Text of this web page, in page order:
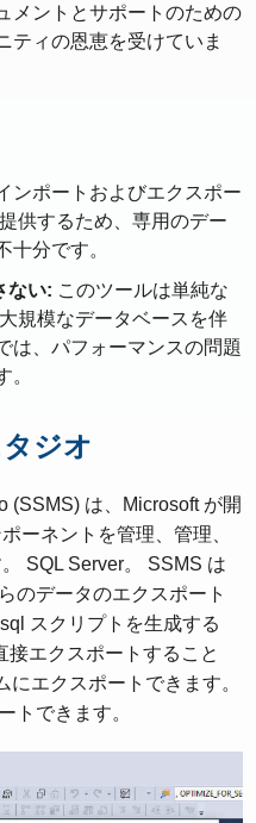
メントとサポートのための
ティの恩恵を受けていま
ンポートおよびエクスポー
供するため、専用のデー
十分です。
ない: このツールは単純な
規模なデータベースを伴
は、パフォーマンスの問題
。
ジオ
(SSMS) は、Microsoft が開
ーネントを管理、管理、
SQL Server。 SSMS は
のデータのエクスポート
スクリプトを生成する
エクスポートすること
エクスポートできます。
トできます。